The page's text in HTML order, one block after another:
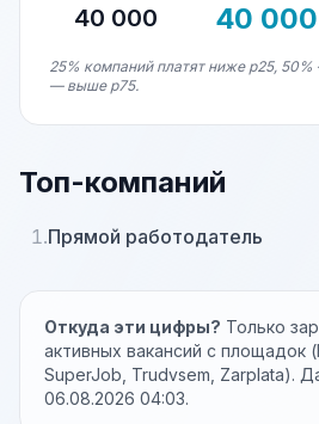
40 000 40 000
25% компаний платят ниже p25,
— выше p75.
Топ-компаний
1.Прямой работодатель
Откуда эти цифры? Только
активных вакансий с площадок
SuperJob, Trudvsem, Zarplata).
06.08.2026 04:03.